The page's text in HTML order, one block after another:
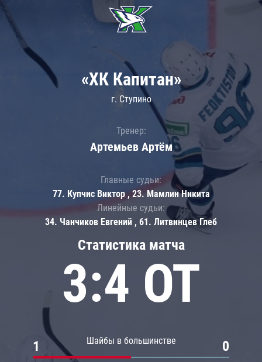
Статистика матча
3:4 ОТ
Шайбы в большинстве
1 0
«ХК Капитан»
г. Ступино
Тренер:
Артемьев Артём
Главные судьи:
77. Купчис Виктор , 23. Мамлин Никита
Линейные судьи:
34. Чанчиков Евгений , 61. Литвинцев Глеб